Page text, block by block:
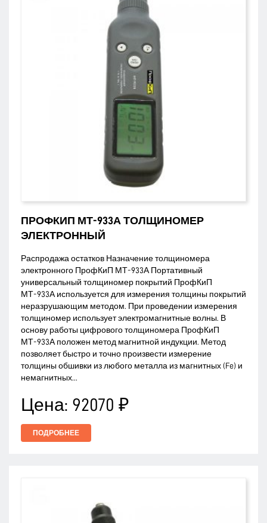
ПРОФКИП МТ-933А ТОЛЩИНОМЕР
ЭЛЕКТРОННЫЙ
Распродажа остатков Назначение толщиномера
электронного ПрофКиП МТ-933А Портативный
универсальный толщиномер покрытий ПрофКиП
МТ-933А используется для измерения толщины покрытий
неразрушающим методом. При проведении измерения
толщиномер использует электромагнитные волны. В
основу работы цифрового толщиномера ПрофКиП
МТ-933А положен метод магнитной индукции. Метод
позволяет быстро и точно произвести измерение
толщины обшивки из любого металла из магнитных (Fe) и
немагнитных...
Цена: 92070 ₽
ПОДРОБНЕЕ